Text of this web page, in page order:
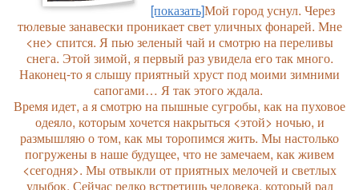
[показать]Мой город уснул. Через
тюлевые занавески проникает свет уличных фонарей. Мне
<не> спится. Я пью зеленый чай и смотрю на переливы
снега. Этой зимой, я первый раз увидела его так много.
Наконец-то я слышу приятный хруст под моими зимними
сапогами… Я так этого ждала.
Время идет, а я смотрю на пышные сугробы, как на пуховое
одеяло, которым хочется накрыться <этой> ночью, и
размышляю о том, как мы торопимся жить. Мы настолько
погружены в наше будущее, что не замечаем, как живем
<сегодня>. Мы отвыкли от приятных мелочей и светлых
улыбок. Сейчас редко встретишь человека, который рад